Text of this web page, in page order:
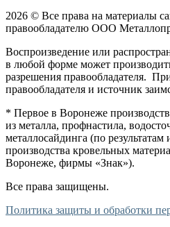
2026 © Все права на материалы
правообладателю ООО
Воспроизведение или
в любой форме может
разрешения правообладателя.
правообладателя и источник
* Первое в Воронеже
из металла, профнастила,
металлосайдинга (по
производства кровельных
Воронеже, фирмы «Знак»).
Все права защищены.
Политика защиты и обработки